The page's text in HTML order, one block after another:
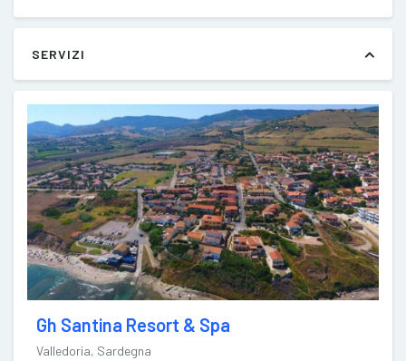
SERVIZI
Gh Santina Resort & Spa
Valledoria, Sardegna